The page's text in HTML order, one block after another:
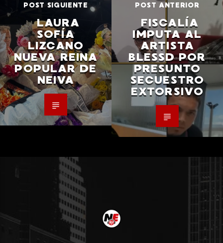
POST SIGUIENTE
LAURA
SOFÍA
LIZCANO
NUEVA REINA
POPULAR DE
NEIVA
POST ANTERIOR
FISCALÍA
IMPUTA AL
ARTISTA
BLESSD POR
PRESUNTO
SECUESTRO
EXTORSIVO